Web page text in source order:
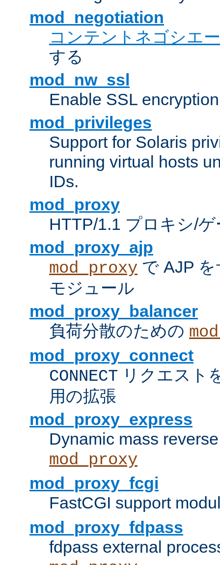
mod_negotiation
コンテントネゴシエ
する
mod_nw_ssl
Enable SSL
mod_privileges
Support for Solaris
running virtual hosts
IDs.
mod_proxy
HTTP/1.1 プロキシ/
mod_proxy_ajp
mod_proxy で AJP
モジュール
mod_proxy_balancer
負荷分散のための
mod_proxy_connect
CONNECT リクエスト
用の拡張
mod_proxy_express
Dynamic mass
mod_proxy
mod_proxy_fcgi
FastCGI support
mod_proxy_fdpass
fdpass external